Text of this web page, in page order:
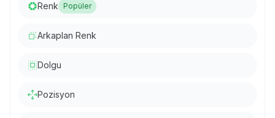
Renk Popüler
Arkaplan Renk
Dolgu
Pozisyon